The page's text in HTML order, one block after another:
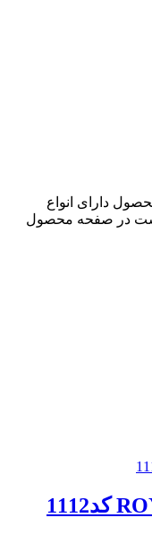
دارای انواع
در صفحه محصول